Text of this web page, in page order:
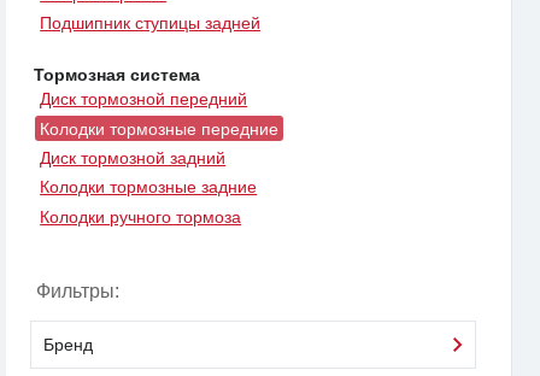
Подшипник ступицы задней
Тормозная система
Диск тормозной передний
Колодки тормозные передние
Диск тормозной задний
Колодки тормозные задние
Колодки ручного тормоза
Фильтры:
Бренд